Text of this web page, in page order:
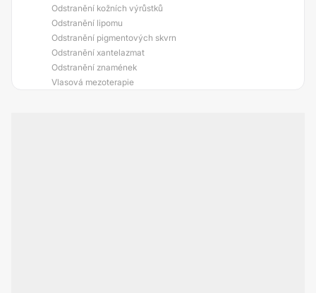
Odstranění kožních výrůstků
Odstranění lipomu
Odstranění pigmentových skvrn
Odstranění xantelazmat
Odstranění znamének
Vlasová mezoterapie